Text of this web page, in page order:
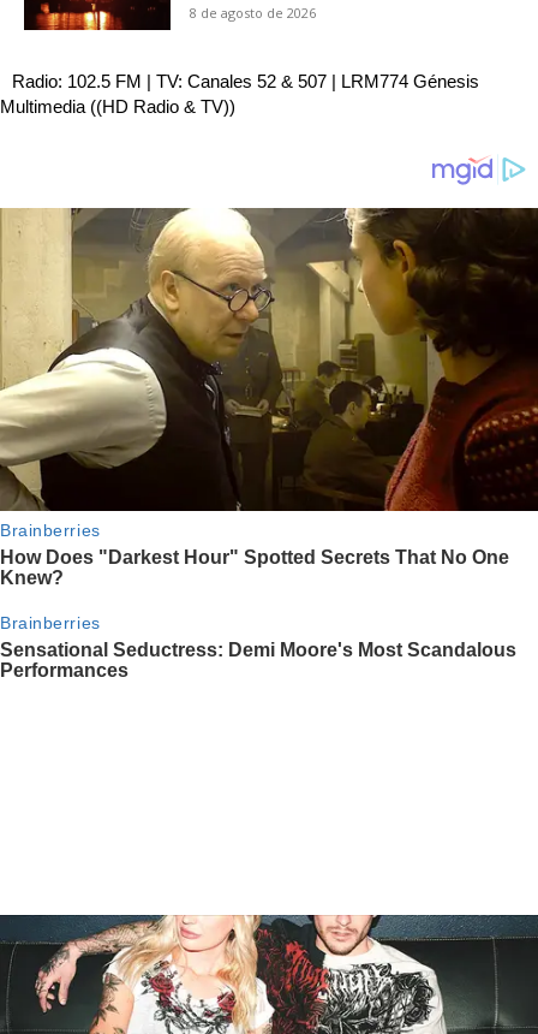
8 de agosto de 2026
Radio: 102.5 FM | TV: Canales 52 & 507 | LRM774 Génesis
Multimedia ((HD Radio & TV))